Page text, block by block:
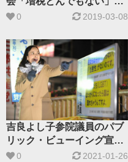
吉良よし子参院議員が国会
0 2019-03-08
吉良よし子参院議員のパブ
リック・ビューイング宣伝
話題に～大型テレビ使い政
0 2021-01-26